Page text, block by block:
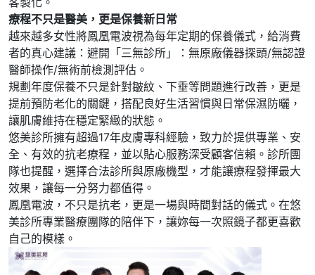
療程不只是醫美，更是保養新日常
越來越多女性將鳳凰電波視為每年定期的保養儀式，給消費
者的真心建議：避開「三無診所」：無原廠儀器探頭/無認證
醫師操作/無術前檢測評估。
規劃年度保養不只是針對皺紋、下垂等問題進行改善，更是
提前預防老化的關鍵，搭配良好生活習慣與日常保濕防曬，
讓肌膚維持在穩定緊緻的狀態。
悠美診所擁有超過17年皮膚專科經驗，致力於提供專業、安
全、有效的抗老療程，並以貼心服務深受顧客信賴。診所團
隊也提醒，選擇合法診所與原廠機型，才能讓療程發揮最大
效果，讓每一分努力都值得。
鳳凰電波，不只是抗老，更是一場與時間對話的儀式。在悠
美診所專業醫療團隊的陪伴下，讓妳每一次照鏡子都更喜歡
自己的模樣。